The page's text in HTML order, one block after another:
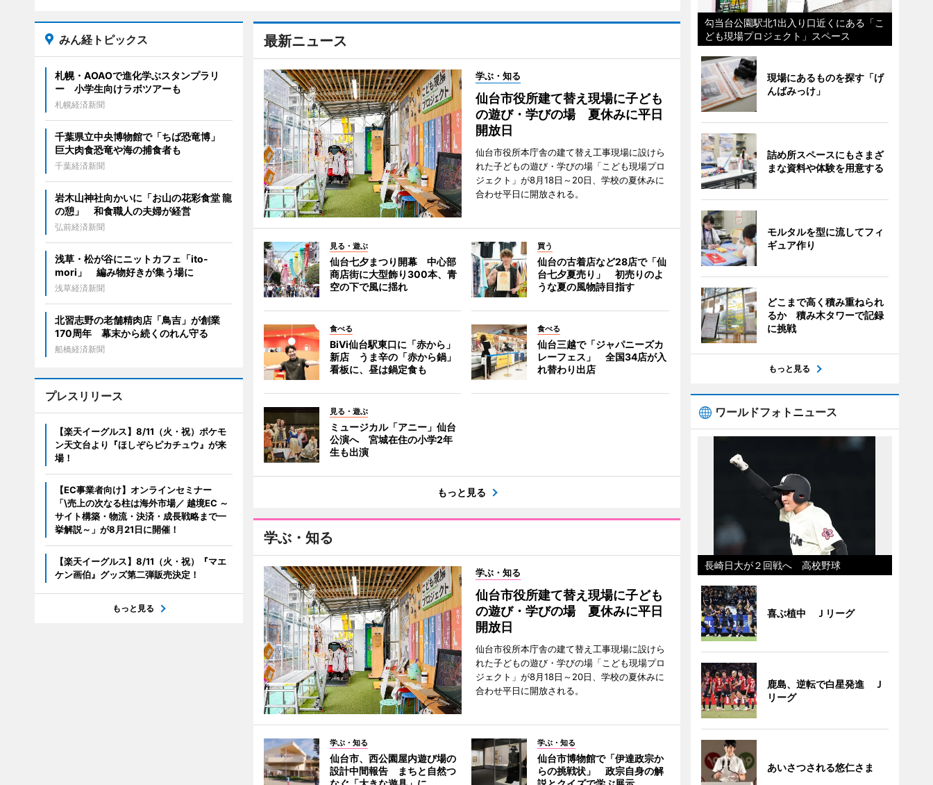
最新ニュース
学ぶ・知る
仙台市役所建て替え現場に子ども
の遊び・学びの場 夏休みに平日
開放日
仙台市役所本庁舎の建て替え工事現場に設けら
れた子どもの遊び・学びの場「こども現場プロ
ジェクト」が8月18日～20日、学校の夏休みに
合わせ平日に開放される。
見る・遊ぶ
仙台七夕まつり開幕 中心部
商店街に大型飾り300本、青
空の下で風に揺れ
買う
仙台の古着店など28店で「仙
台七夕夏売り」 初売りのよ
うな夏の風物詩目指す
食べる
BiVi仙台駅東口に「赤から」
新店 うま辛の「赤から鍋」
看板に、昼は鍋定食も
食べる
仙台三越で「ジャパニーズカ
レーフェス」 全国34店が入
れ替わり出店
見る・遊ぶ
ミュージカル「アニー」仙台
公演へ 宮城在住の小学2年
生も出演
もっと見る
学ぶ・知る
学ぶ・知る
仙台市役所建て替え現場に子ども
の遊び・学びの場 夏休みに平日
開放日
仙台市役所本庁舎の建て替え工事現場に設けら
れた子どもの遊び・学びの場「こども現場プロ
ジェクト」が8月18日～20日、学校の夏休みに
合わせ平日に開放される。
学ぶ・知る
仙台市、西公園屋内遊び場の
設計中間報告 まちと自然つ
学ぶ・知る
仙台市博物館で「伊達政宗か
らの挑戦状」 政宗自身の解
みん経トピックス
札幌・AOAOで進化学ぶスタンプラリ
ー 小学生向けラボツアーも
札幌経済新聞
千葉県立中央博物館で「ちば恐竜博」
巨大肉食恐竜や海の捕食者も
千葉経済新聞
岩木山神社向かいに「お山の花彩食堂 龍
の憩」 和食職人の夫婦が経営
弘前経済新聞
浅草・松が谷にニットカフェ「ito-
mori」 編み物好きが集う場に
浅草経済新聞
北習志野の老舗精肉店「鳥吉」が創業
170周年 幕末から続くのれん守る
船橋経済新聞
プレスリリース
【楽天イーグルス】8/11（火・祝）ポケモ
ン天文台より『ほしぞらピカチュウ』が来
場！
【EC事業者向け】オンラインセミナー
「\売上の次なる柱は海外市場／ 越境EC ～
サイト構築・物流・決済・成長戦略まで一
挙解説～」が8月21日に開催！
【楽天イーグルス】8/11（火・祝）『マエ
ケン画伯』グッズ第二弾販売決定！
もっと見る
勾当台公園駅北1出入り口近くにある「こ
ども現場プロジェクト」スペース
現場にあるものを探す「げ
んばみっけ」
詰め所スペースにもさまざ
まな資料や体験を用意する
モルタルを型に流してフィ
ギュア作り
どこまで高く積み重ねられ
るか 積み木タワーで記録
に挑戦
もっと見る
ワールドフォトニュース
長崎日大が２回戦へ 高校野球
喜ぶ植中 Ｊリーグ
鹿島、逆転で白星発進 Ｊ
リーグ
あいさつされる悠仁さま